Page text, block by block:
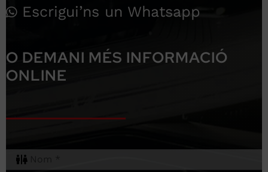
Escrigui’ns un Whatsapp
O DEMANI MÉS INFORMACIÓ
ONLINE